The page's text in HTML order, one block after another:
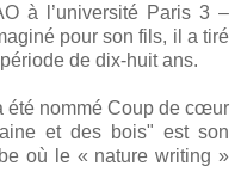
à l’université Paris 3 –
pour son fils, il a tiré
de dix-huit ans.
été nommé Coup de cœur
et des bois" est son
où le « nature writing »